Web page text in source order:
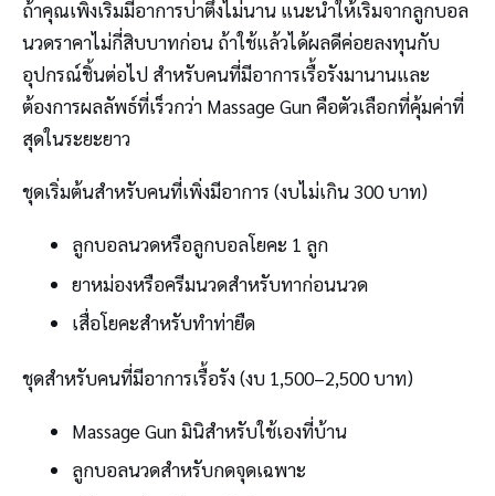
ถ้าคุณเพิ่งเริ่มมีอาการบ่าตึงไม่นาน แนะนำให้เริ่มจากลูกบอล
นวดราคาไม่กี่สิบบาทก่อน ถ้าใช้แล้วได้ผลดีค่อยลงทุนกับ
อุปกรณ์ชิ้นต่อไป สำหรับคนที่มีอาการเรื้อรังมานานและ
ต้องการผลลัพธ์ที่เร็วกว่า Massage Gun คือตัวเลือกที่คุ้มค่าที่
สุดในระยะยาว
ชุดเริ่มต้นสำหรับคนที่เพิ่งมีอาการ (งบไม่เกิน 300 บาท)
ลูกบอลนวดหรือลูกบอลโยคะ 1 ลูก
ยาหม่องหรือครีมนวดสำหรับทาก่อนนวด
เสื่อโยคะสำหรับทำท่ายืด
ชุดสำหรับคนที่มีอาการเรื้อรัง (งบ 1,500–2,500 บาท)
Massage Gun มินิสำหรับใช้เองที่บ้าน
ลูกบอลนวดสำหรับกดจุดเฉพาะ